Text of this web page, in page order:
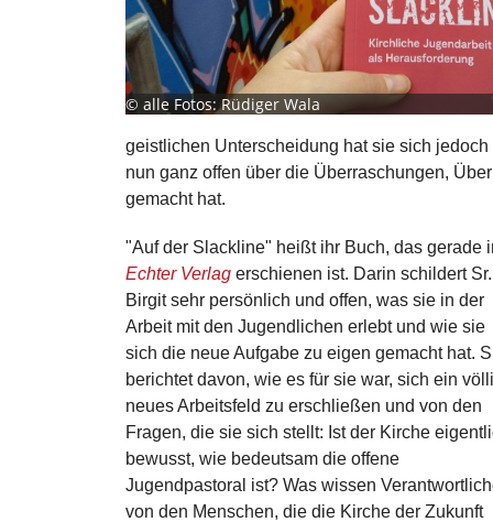
© alle Fotos: Rüdiger Wala
geistlichen Unterscheidung hat sie sich
nun ganz offen über die Überraschungen,
gemacht hat.
"Auf der Slackline" heißt ihr Buch, das gerade
Echter Verlag erschienen ist. Darin schildert Sr.
Birgit sehr persönlich und offen, was sie in der
Arbeit mit den Jugendlichen erlebt und wie sie
sich die neue Aufgabe zu eigen gemacht hat.
berichtet davon, wie es für sie war, sich ein
neues Arbeitsfeld zu erschließen und von den
Fragen, die sie sich stellt: Ist der Kirche
bewusst, wie bedeutsam die offene
Jugendpastoral ist? Was wissen
von den Menschen, die die Kirche der Zukunft